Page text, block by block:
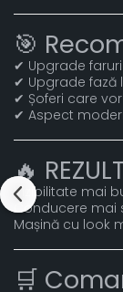
🎯
✔ Upgrade
✔ Upgrade fază
✔ Șoferi care
✔ Aspect
🔥
Vizibilitate mai
Conducere mai
Mașină cu look
🛒